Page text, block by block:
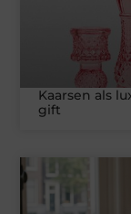
Kaarsen als
gift